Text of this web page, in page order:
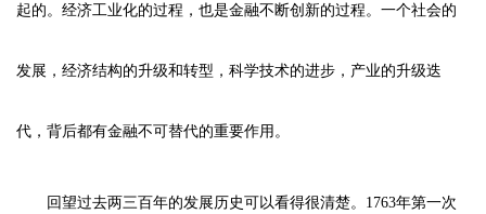
起的。经济工业化的过程，也是金融不断创新的过程。一个社会的
发展，经济结构的升级和转型，科学技术的进步，产业的升级迭
代，背后都有金融不可替代的重要作用。
回望过去两三百年的发展历史可以看得很清楚。1763年第一次